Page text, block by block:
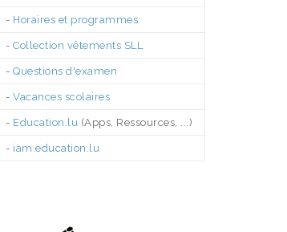
- Horaires et programmes
- Collection vêtements SLL
- Questions d'examen
- Vacances scolaires
- Education.lu (Apps, Ressources, ...)
- iam.education.lu